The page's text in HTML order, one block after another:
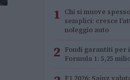
1 Chi si muove
semplici: cresce
noleggio auto
2 Fondi garantiti per
Formula 1: 5,25
F1 2026: Sainz